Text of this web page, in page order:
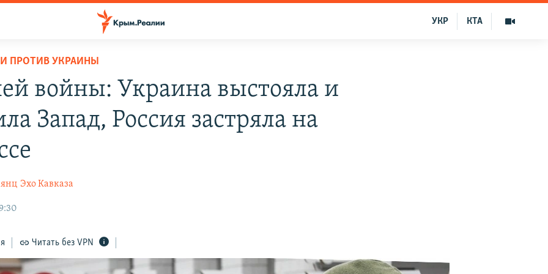
КТА
УКР
ПРОТИВ УКРАИНЫ
войны: Украина выстояла и
Запад, Россия застряла на
Эхо Кавказа
Читать без VPN